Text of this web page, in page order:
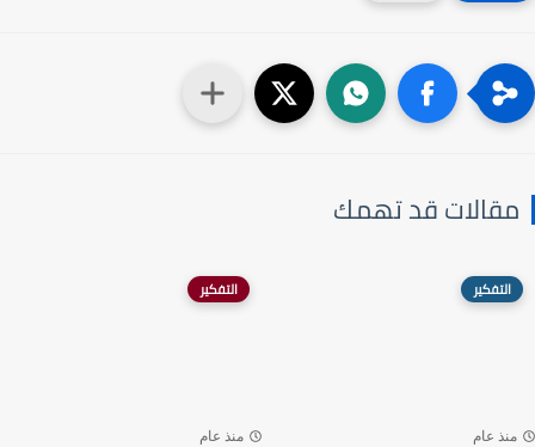
مقالات قد تهمك
التفكير
منذ عام
التفكير
منذ عام